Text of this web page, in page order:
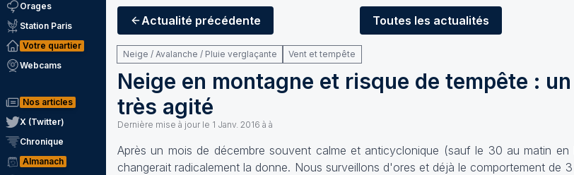
Orages
Station Paris
Votre quartier
Webcams
Nos articles
X (Twitter)
Chronique
Almanach
Actualité précédente Toutes les actualités
Neige / Avalanche / Pluie verglaçante Vent et tempête
Neige en montagne et risque de tempête :
très agité
Dernière mise à jour le 1 Janv. 2016 à à
Après un mois de décembre souvent calme et anticyclonique (sauf le 30 au matin en
changerait radicalement la donne. Nous surveillons d'ores et déjà le comportement de